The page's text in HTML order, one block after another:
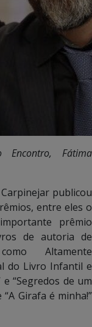
Fátima
publicou
entre eles o
prêmio
de autoria de
Altamente
do Livro Infantil e
“Segredos de um
Girafa é minha!”